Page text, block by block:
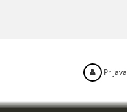
Prijava